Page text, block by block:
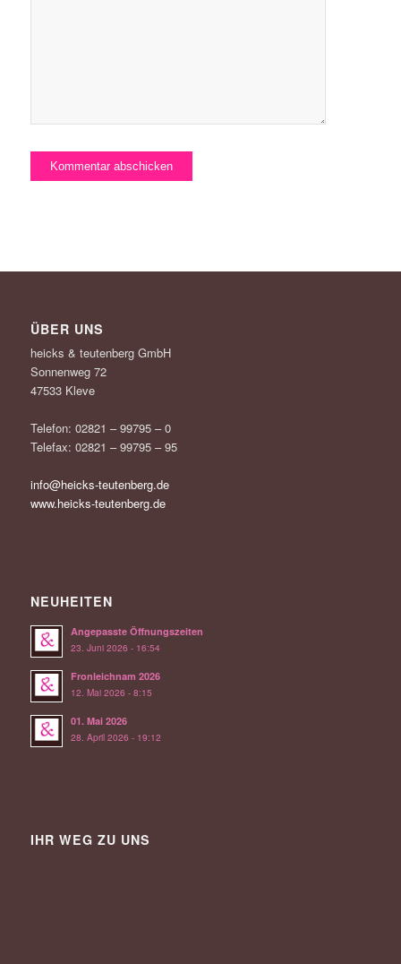
ÜBER UNS
heicks & teutenberg GmbH
Sonnenweg 72
47533 Kleve
Telefon: 02821 – 99795 – 0
Telefax: 02821 – 99795 – 95
info@heicks-teutenberg.de
www.heicks-teutenberg.de
NEUHEITEN
Angepasste Öffnungszeiten
23. Juni 2026 - 16:54
Fronleichnam 2026
12. Mai 2026 - 8:15
01. Mai 2026
28. April 2026 - 19:12
IHR WEG ZU UNS